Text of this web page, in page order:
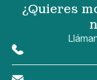
¿Quieres